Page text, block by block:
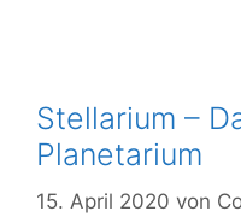
Stellarium –
Planetarium
15. April 2020 von